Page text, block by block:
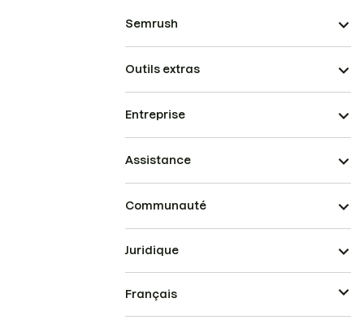
Semrush
Outils extras
Entreprise
Assistance
Communauté
Juridique
Français